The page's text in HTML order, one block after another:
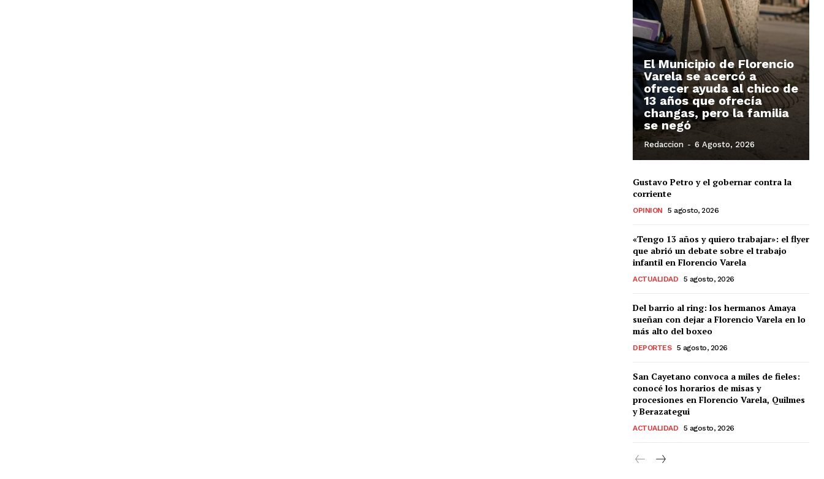
El Municipio de Florencio
Varela se acercó a
ofrecer ayuda al chico de
13 años que ofrecía
changas, pero la familia
se negó
Redaccion - 6 Agosto, 2026
Gustavo Petro y el gobernar contra la
corriente
OPINION 5 agosto, 2026
«Tengo 13 años y quiero trabajar»: el flyer
que abrió un debate sobre el trabajo
infantil en Florencio Varela
ACTUALIDAD 5 agosto, 2026
Del barrio al ring: los hermanos Amaya
sueñan con dejar a Florencio Varela en lo
más alto del boxeo
DEPORTES 5 agosto, 2026
San Cayetano convoca a miles de fieles:
conocé los horarios de misas y
procesiones en Florencio Varela, Quilmes
y Berazategui
ACTUALIDAD 5 agosto, 2026